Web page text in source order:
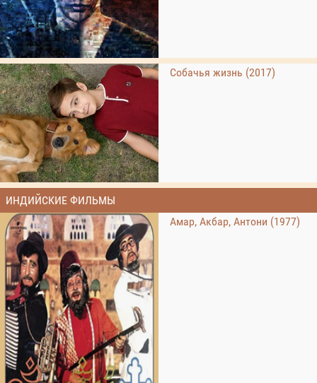
Собачья жизнь (2017)
ИНДИЙСКИЕ ФИЛЬМЫ
Амар, Акбар, Антони (1977)